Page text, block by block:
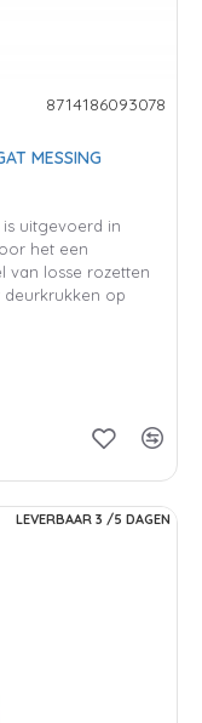
8714186093078
MESSING
uitgevoerd in
het een
van losse rozetten
op
LEVERBAAR 3 /5 DAGEN